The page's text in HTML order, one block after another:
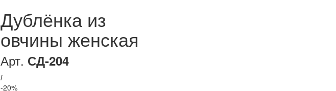
Дублёнка из
овчины женская
Арт. СД-204
i
-20%